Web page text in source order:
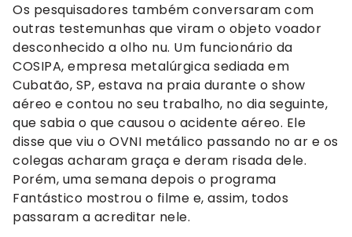
Os pesquisadores também conversaram com
outras testemunhas que viram o objeto voador
desconhecido a olho nu. Um funcionário da
COSIPA, empresa metalúrgica sediada em
Cubatão, SP, estava na praia durante o show
aéreo e contou no seu trabalho, no dia seguinte,
que sabia o que causou o acidente aéreo. Ele
disse que viu o OVNI metálico passando no ar e os
colegas acharam graça e deram risada dele.
Porém, uma semana depois o programa
Fantástico mostrou o filme e, assim, todos
passaram a acreditar nele.